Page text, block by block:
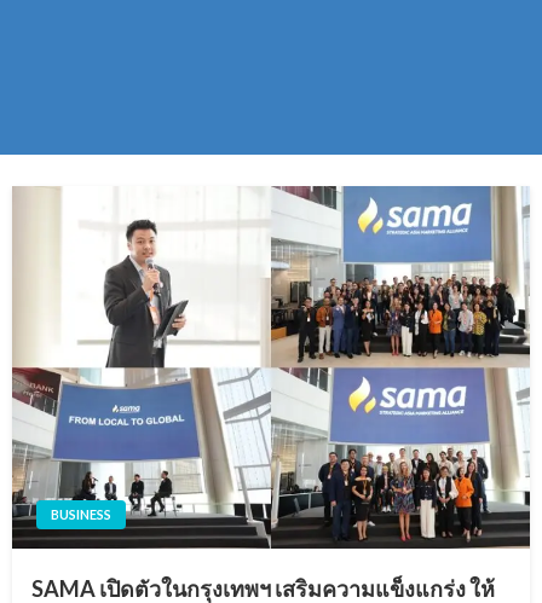
BUSINESS
SAMA เปิดตัวในกรุงเทพฯ เสริมความแข็งแกร่ง ให้